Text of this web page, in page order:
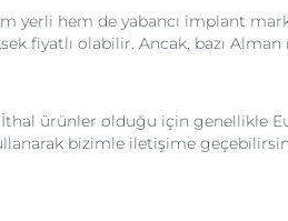
hem de yabancı implant
fiyatlı olabilir. Ancak, bazı
ürünler olduğu için genellikle
bizimle iletişime